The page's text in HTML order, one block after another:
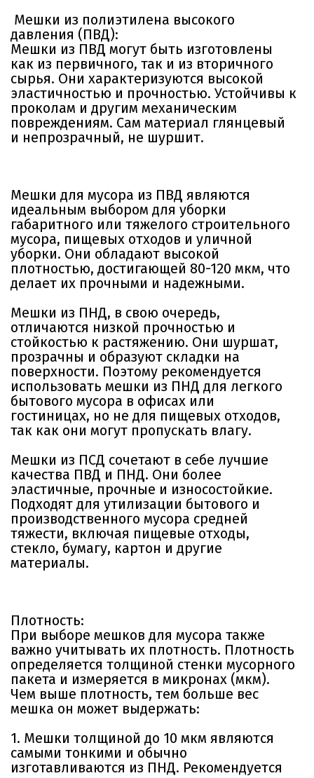
Мешки из полиэтилена высокого
давления (ПВД):
Мешки из ПВД могут быть изготовлены
как из первичного, так и из вторичного
сырья. Они характеризуются высокой
эластичностью и прочностью. Устойчивы к
проколам и другим механическим
повреждениям. Сам материал глянцевый
и непрозрачный, не шуршит.
Мешки для мусора из ПВД являются
идеальным выбором для уборки
габаритного или тяжелого строительного
мусора, пищевых отходов и уличной
уборки. Они обладают высокой
плотностью, достигающей 80-120 мкм, что
делает их прочными и надежными.
Мешки из ПНД, в свою очередь,
отличаются низкой прочностью и
стойкостью к растяжению. Они шуршат,
прозрачны и образуют складки на
поверхности. Поэтому рекомендуется
использовать мешки из ПНД для легкого
бытового мусора в офисах или
гостиницах, но не для пищевых отходов,
так как они могут пропускать влагу.
Мешки из ПСД сочетают в себе лучшие
качества ПВД и ПНД. Они более
эластичные, прочные и износостойкие.
Подходят для утилизации бытового и
производственного мусора средней
тяжести, включая пищевые отходы,
стекло, бумагу, картон и другие
материалы.
Плотность:
При выборе мешков для мусора также
важно учитывать их плотность. Плотность
определяется толщиной стенки мусорного
пакета и измеряется в микронах (мкм).
Чем выше плотность, тем больше вес
мешка он может выдержать:
1. Мешки толщиной до 10 мкм являются
самыми тонкими и обычно
изготавливаются из ПНД. Рекомендуется